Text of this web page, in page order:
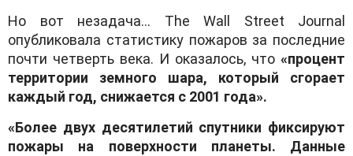
Но вот незадача… The Wall Street Journal
опубликовала статистику пожаров за последние
почти четверть века. И оказалось, что «процент
территории земного шара, который сгорает
каждый год, снижается с 2001 года».
«Более двух десятилетий спутники фиксируют
пожары на поверхности планеты. Данные